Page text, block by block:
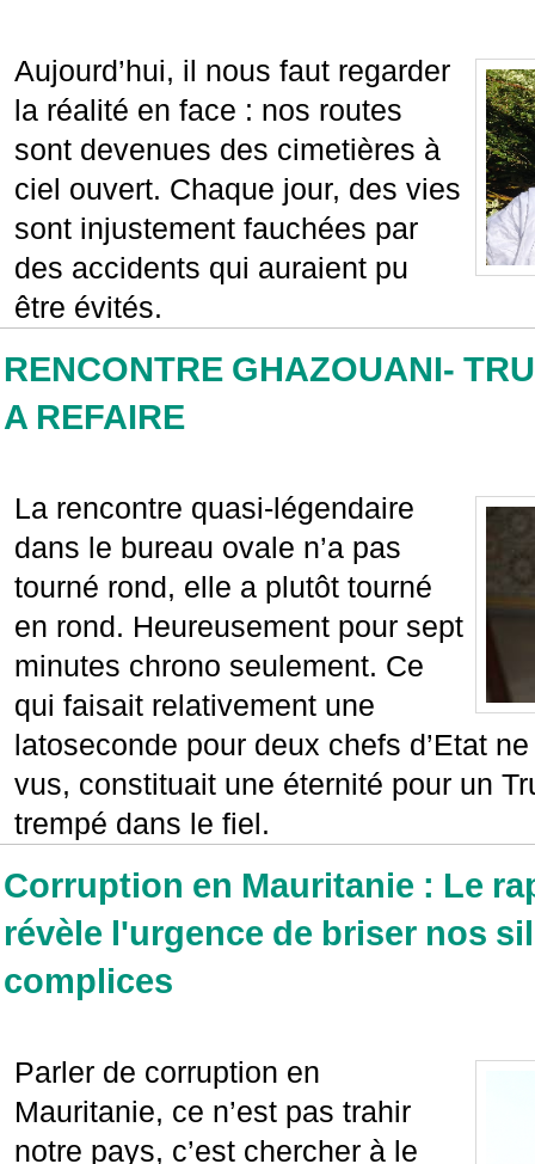
Aujourd’hui, il nous faut regarder
la réalité en face : nos routes
sont devenues des cimetières à
ciel ouvert. Chaque jour, des vies
sont injustement fauchées par
des accidents qui auraient pu
être évités.
RENCONTRE GHAZOUANI-
A REFAIRE
La rencontre quasi-légendaire
dans le bureau ovale n’a pas
tourné rond, elle a plutôt tourné
en rond. Heureusement pour sept
minutes chrono seulement. Ce
qui faisait relativement une
latoseconde pour deux chefs d’Etat
vus, constituait une éternité pour un
trempé dans le fiel.
Corruption en Mauritanie : Le
révèle l'urgence de briser nos
complices
Parler de corruption en
Mauritanie, ce n’est pas trahir
notre pays, c’est chercher à le